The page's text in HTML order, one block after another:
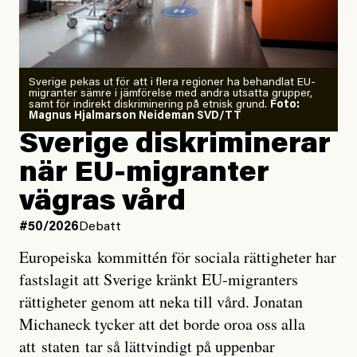
Årets El Niño kan bli den
starkaste som uppmätts
Zeke Hausfather är chockad igen efter att ha
analyserat hur de olika klimatmodellerna bedömer
läget för hur den begynnande El Niño-händelsen ska
utveckla sig. El Niño är ett återkommande
väderfenomen som uppstår när havsvattnet i delar av
Stilla havet blir ovanligt varmt. Det påverkar vädret
över stora delar av världen och under
forskare allt oftare varnat för att den här El Niñon
Det verkar vara en underdrift, menar nu Zeke
Hausfather.
”Det ser ut som att årets El Niño inte bara med stor
Sverige pekas ut för att i flera regioner ha behandlat EU-
migranter sämre i jämförelse med andra utsatta grupper,
samt för indirekt diskriminering på etnisk grund. Foto:
Magnus Hjalmarson Neideman SVD/TT
Sverige diskriminerar
när EU-migranter
vägras vård
#50/2026 Debatt
Europeiska kommittén för sociala rättigheter har
fastslagit att Sverige kränkt EU-migranters
rättigheter genom att neka till vård. Jonatan
Michaneck tycker att det borde oroa oss alla
att staten tar så lättvindigt på uppenbar